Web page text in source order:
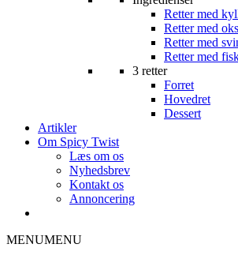
Retter med
Retter med
Retter med
Retter med
3 retter
Forret
Hovedret
Dessert
Artikler
Om Spicy Twist
Læs om os
Nyhedsbrev
Kontakt os
Annoncering
MENUMENU